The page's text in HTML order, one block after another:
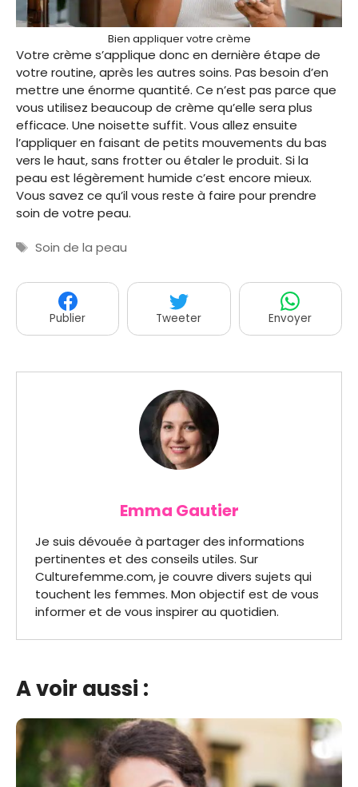
Bien appliquer votre crème
Votre crème s’applique donc en dernière étape de
votre routine, après les autres soins. Pas besoin d’en
mettre une énorme quantité. Ce n’est pas parce que
vous utilisez beaucoup de crème qu’elle sera plus
efficace. Une noisette suffit. Vous allez ensuite
l’appliquer en faisant de petits mouvements du bas
vers le haut, sans frotter ou étaler le produit. Si la
peau est légèrement humide c’est encore mieux.
Vous savez ce qu’il vous reste à faire pour prendre
soin de votre peau.
Étiquettes
Soin de la peau
Publier Tweeter Envoyer
Emma Gautier
Je suis dévouée à partager des informations
pertinentes et des conseils utiles. Sur
Culturefemme.com, je couvre divers sujets qui
touchent les femmes. Mon objectif est de vous
informer et de vous inspirer au quotidien.
A voir aussi :